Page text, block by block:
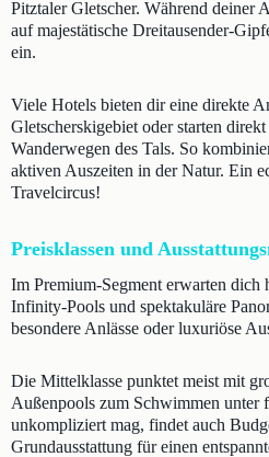
Pitztaler Gletscher. Während deiner
auf majestätische Dreitausender-
ein.
Viele Hotels bieten dir eine direkte
Gletscherskigebiet oder starten direkt
Wanderwegen des Tals. So
aktiven Auszeiten in der Natur. Ein
Travelcircus!
Preisklassen und
Im Premium-Segment erwarten dich
Infinity-Pools und spektakuläre
besondere Anlässe oder luxuriöse
Die Mittelklasse punktet meist mit
Außenpools zum Schwimmen unter
unkompliziert mag, findet auch
Grundausstattung für einen